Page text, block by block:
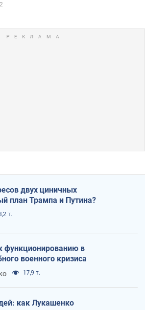
двух циничных
план Трампа и Путина?
т.
функционированию в
военного кризиса
17,9 т.
как Лукашенко